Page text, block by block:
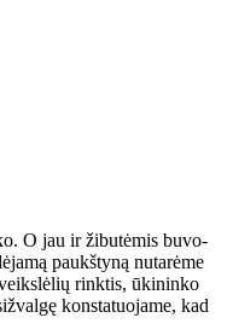
O jau ir ži­bu­tė­mis bu­vo­
paukš­ty­ną nu­ta­rė­me
rink­tis, ūki­nin­ko
kon­sta­tuo­ja­me, kad